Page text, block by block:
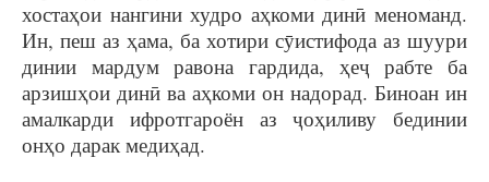
хостаҳои нангини худро аҳкоми динӣ меноманд.
Ин, пеш аз ҳама, ба хотири сӯистифода аз шуури
динии мардум равона гардида, ҳеҷ рабте ба
арзишҳои динӣ ва аҳкоми он надорад. Биноан ин
амалкарди ифротгароён аз ҷоҳиливу бединии
онҳо дарак медиҳад.